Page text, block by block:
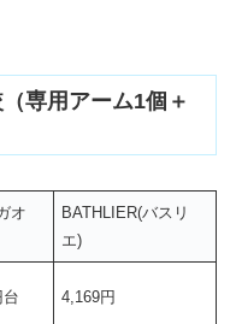
専用アーム1個＋
オ
BATHLIER(バスリ
エ)
台 4,169円